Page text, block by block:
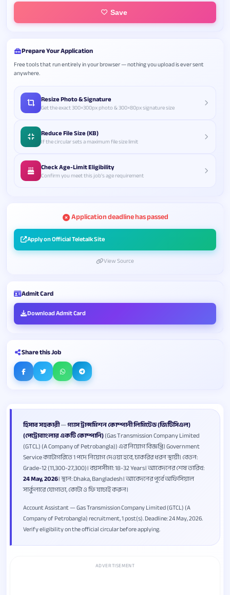
হিসাব সহকারী—গ্যাস ট্রান্সমিশন কোম্পানী লিমিটেড (জিটিসিএল)
(পেট্রোবাংলার একটি কোম্পানি)(Gas Transmission Company Limited
(GTCL) (A Company of Petrobangla)) এর নিয়োগ বিজ্ঞপ্তি। Government
Service ক্যাটাগরিতে 1 পদে নিয়োগ দেওয়া হবে, চাকরির ধরন স্থায়ী। বেতন:
Grade-12 (11,300-27,300)। বয়সসীমা: 18-32 Years। আবেদনের শেষ তারিখ:
24 May, 2026। স্থান: Dhaka, Bangladesh। আবেদনের পূর্বে অফিসিয়াল
সার্কুলারে যোগ্যতা, কোটা ও ফি যাচাই করুন।
Account Assistant — Gas Transmission Company Limited (GTCL) (A
Company of Petrobangla) recruitment, 1 post(s). Deadline: 24 May, 2026.
Verify eligibility on the official circular before applying.
ADVERTISEMENT
Save
Prepare Your Application
Free tools that run entirely in your browser — nothing you upload is ever sent
anywhere.
Resize Photo & Signature
Get the exact 300×300px photo & 300×80px signature size
Reduce File Size (KB)
If the circular sets a maximum file size limit
Check Age-Limit Eligibility
Confirm you meet this job's age requirement
Application deadline has passed
Apply on Official Teletalk Site
View Source
Admit Card
Download Admit Card
Share this Job